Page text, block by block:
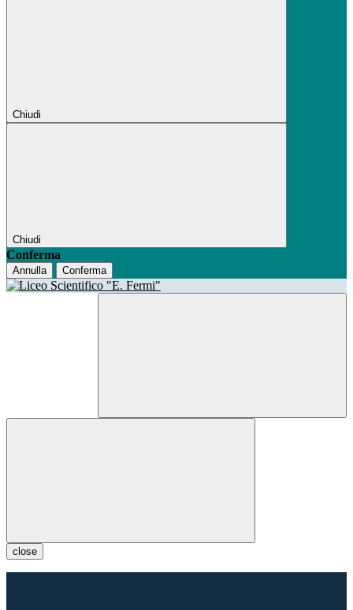
Chiudi
Chiudi
Conferma
Annulla Conferma
close